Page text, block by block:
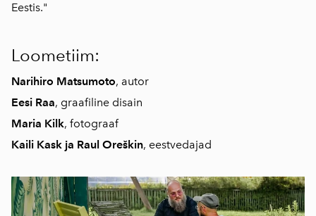
Eestis."
Loometiim:
Narihiro Matsumoto, autor
Eesi Raa, graafiline disain
Maria Kilk, fotograaf
Kaili Kask ja Raul Oreškin, eestvedajad